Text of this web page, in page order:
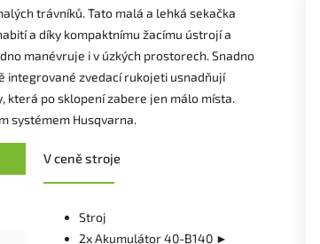
trávníků. Tato malá a lehká sekačka
a díky kompaktnímu žacímu ústrojí a
manévruje i v úzkých prostorech. Snadno
integrované zvedací rukojeti usnadňují
která po sklopení zabere jen málo místa.
systémem Husqvarna.
V ceně stroje
Stroj
2x Akumulátor 40-B140 ►